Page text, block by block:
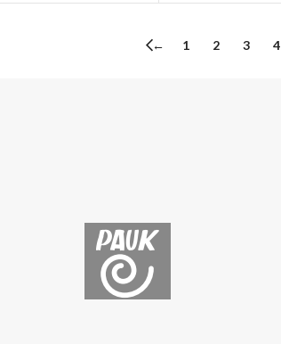
← 1 2 3 4